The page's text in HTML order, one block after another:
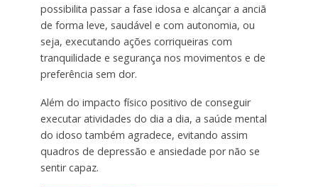
possibilita passar a fase idosa e alcançar a anciã
de forma leve, saudável e com autonomia, ou
seja, executando ações corriqueiras com
tranquilidade e segurança nos movimentos e de
preferência sem dor.
Além do impacto físico positivo de conseguir
executar atividades do dia a dia, a saúde mental
do idoso também agradece, evitando assim
quadros de depressão e ansiedade por não se
sentir capaz.